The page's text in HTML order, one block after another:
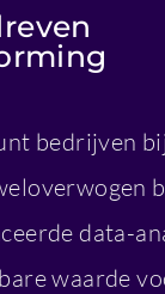
bedrijven
data-
waarde